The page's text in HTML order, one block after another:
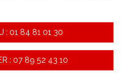
: 01 84 81 01 30
: 07 89 52 43 10